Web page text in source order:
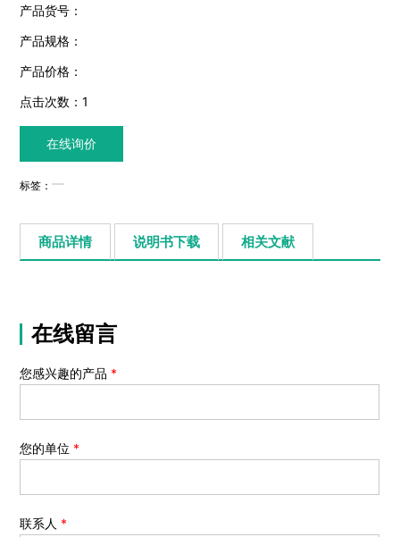
产品货号：
产品规格：
产品价格：
点击次数：1
在线询价
标签：
商品详情 说明书下载 相关文献
在线留言
您感兴趣的产品 *
您的单位 *
联系人 *